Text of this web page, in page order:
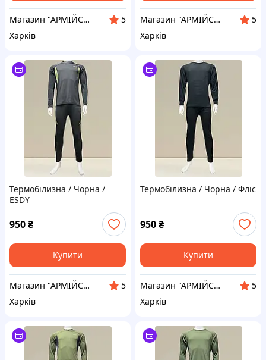
Магазин "АРМІЙСЬКИЙ"
5
Харків
Магазин "АРМІЙСЬКИЙ"
5
Харків
Термобілизна / Чорна /
ESDY
950₴
Купити
Магазин "АРМІЙСЬКИЙ"
5
Харків
Термобілизна / Чорна / Фліс
950₴
Купити
Магазин "АРМІЙСЬКИЙ"
5
Харків